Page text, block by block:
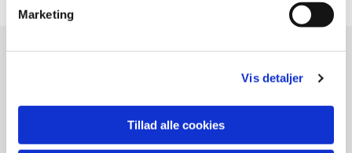
Marketing
Vis detaljer
Tillad alle cookies
ANNE GRY ANDERSEN